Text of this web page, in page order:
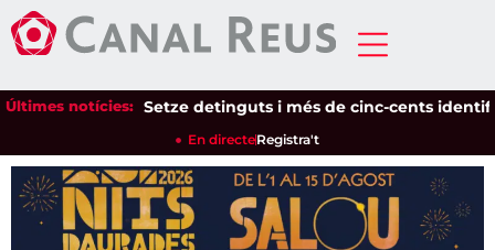
Últimes notícies:Setze detinguts i més de cinc-cents
En directeRegistra't